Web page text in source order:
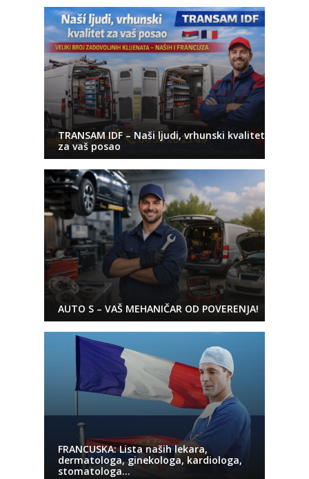
TRANSAM IDF – Naši ljudi, vrhunski kvalitet
za vaš posao
AUTO S – VAŠ MEHANIČAR OD POVERENJA!
FRANCUSKA: Lista naših lekara,
dermatologa, ginekologa, kardiologa,
stomatologa…